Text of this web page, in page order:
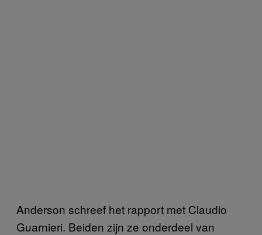
Anderson schreef het rapport met Claudio
Guarnieri. Beiden zijn ze onderdeel van